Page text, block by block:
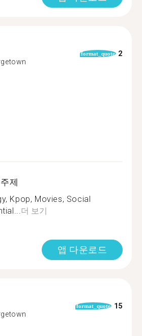
format_quote 2
제
Kpop, Movies, Social
더 보기
앱 다운로드
format_quote 15